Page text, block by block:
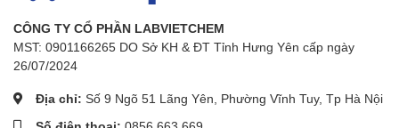
CÔNG TY CỔ PHẦN LABVIETCHEM
MST: 0901166265 DO Sở KH & ĐT Tỉnh Hưng Yên cấp ngày
26/07/2024
Địa chỉ: Số 9 Ngõ 51 Lãng Yên, Phường Vĩnh Tuy, Tp Hà Nội